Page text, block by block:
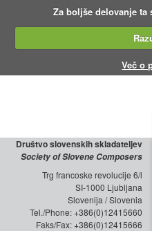
Za boljše delovanje ta
Več o
Društvo slovenskih skladateljev
Society of Slovene Composers
Trg francoske revolucije 6/l
SI-1000 Ljubljana
Slovenija / Slovenia
Tel./Phone: +386(0)12415660
Faks/Fax: +386(0)12415666